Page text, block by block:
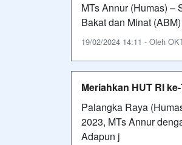
MTs Annur (Humas) –
Bakat dan Minat
19/02/2024 14:11 - Oleh
Meriahkan HUT RI
Palangka Raya
2023, MTs Annur
Adapun j